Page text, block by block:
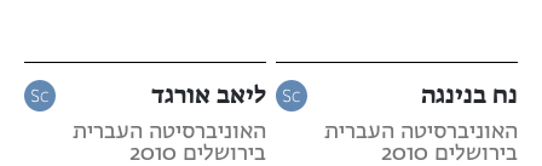
נח בנינגה
האוניברסיטה העברית
בירושלים 2010
ליאב אורגד
האוניברסיטה העברית
בירושלים 2010